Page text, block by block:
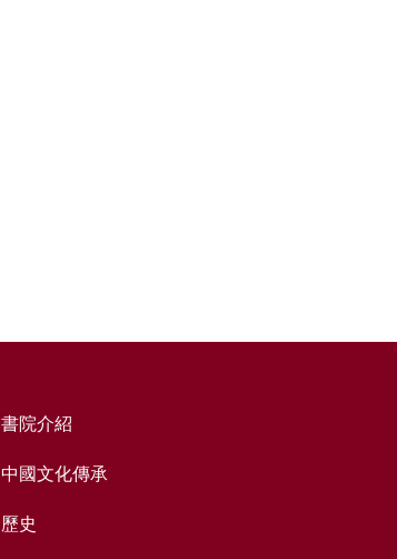
書院介紹
中國文化傳承
歷史